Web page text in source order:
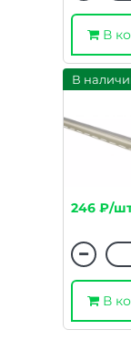
В
В
246 ₽/
В